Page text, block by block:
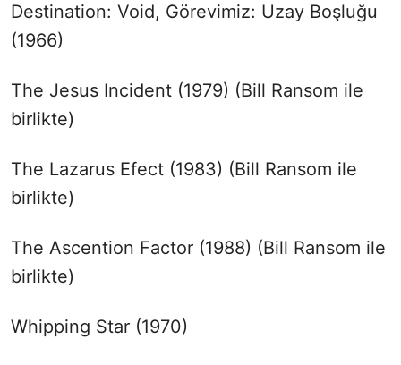
Destination: Void, Görevimiz: Uzay Boşluğu
(1966)
The Jesus Incident (1979) (Bill Ransom ile
birlikte)
The Lazarus Efect (1983) (Bill Ransom ile
birlikte)
The Ascention Factor (1988) (Bill Ransom ile
birlikte)
Whipping Star (1970)